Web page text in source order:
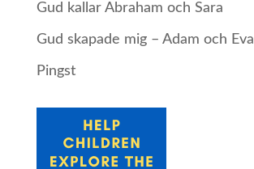
Gud kallar Abraham och Sara
Gud skapade mig – Adam och Eva
Pingst